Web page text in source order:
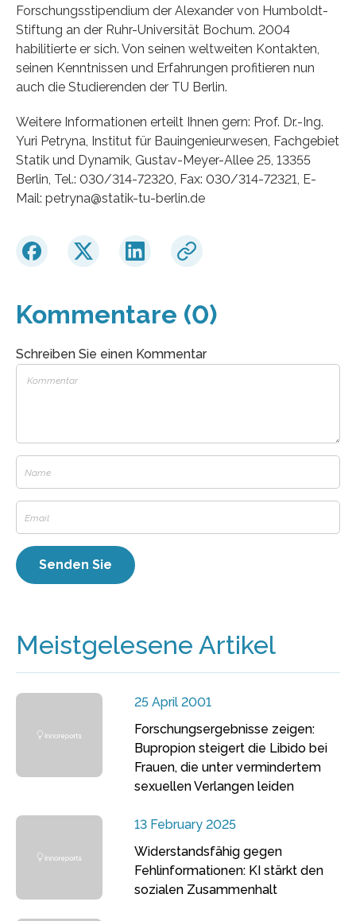
Forschungsstipendium der Alexander von Humboldt-
Stiftung an der Ruhr-Universität Bochum. 2004
habilitierte er sich. Von seinen weltweiten Kontakten,
seinen Kenntnissen und Erfahrungen profitieren nun
auch die Studierenden der TU Berlin.
Weitere Informationen erteilt Ihnen gern: Prof. Dr.-Ing.
Yuri Petryna, Institut für Bauingenieurwesen, Fachgebiet
Statik und Dynamik, Gustav-Meyer-Allee 25, 13355
Berlin, Tel.: 030/314-72320, Fax: 030/314-72321, E-
Mail: petryna@statik-tu-berlin.de
Kommentare (0)
Schreiben Sie einen Kommentar
Meistgelesene Artikel
25 April 2001
Forschungsergebnisse zeigen:
Bupropion steigert die Libido bei
Frauen, die unter vermindertem
sexuellen Verlangen leiden
13 February 2025
Widerstandsfähig gegen
Fehlinformationen: KI stärkt den
sozialen Zusammenhalt